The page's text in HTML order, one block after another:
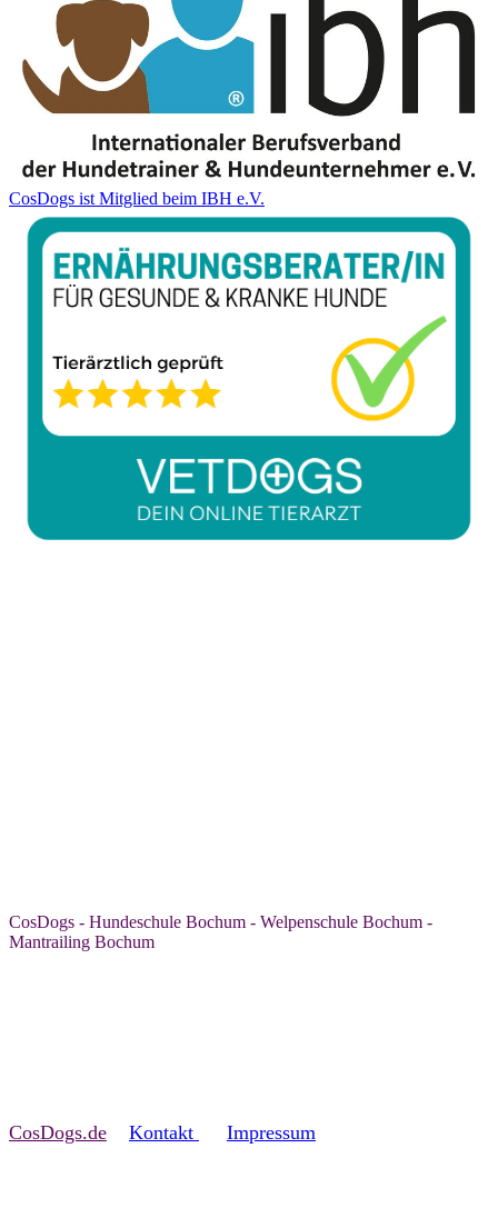
CosDogs ist Mitglied beim IBH e.V.
CosDogs - Hundeschule Bochum - Welpenschule Bochum -
Mantrailing Bochum
CosDogs.de Kontakt Impressum